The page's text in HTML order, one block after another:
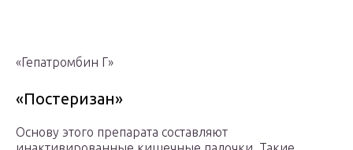
«Гепатромбин Г»
«Постеризан»
Основу этого препарата составляют